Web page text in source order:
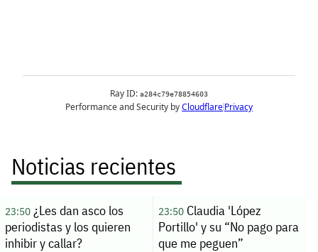
Noticias recientes
23:50¿Les dan asco los
periodistas y los quieren
inhibir y callar?
23:50Claudia 'López
Portillo' y su “No pago para
que me peguen”